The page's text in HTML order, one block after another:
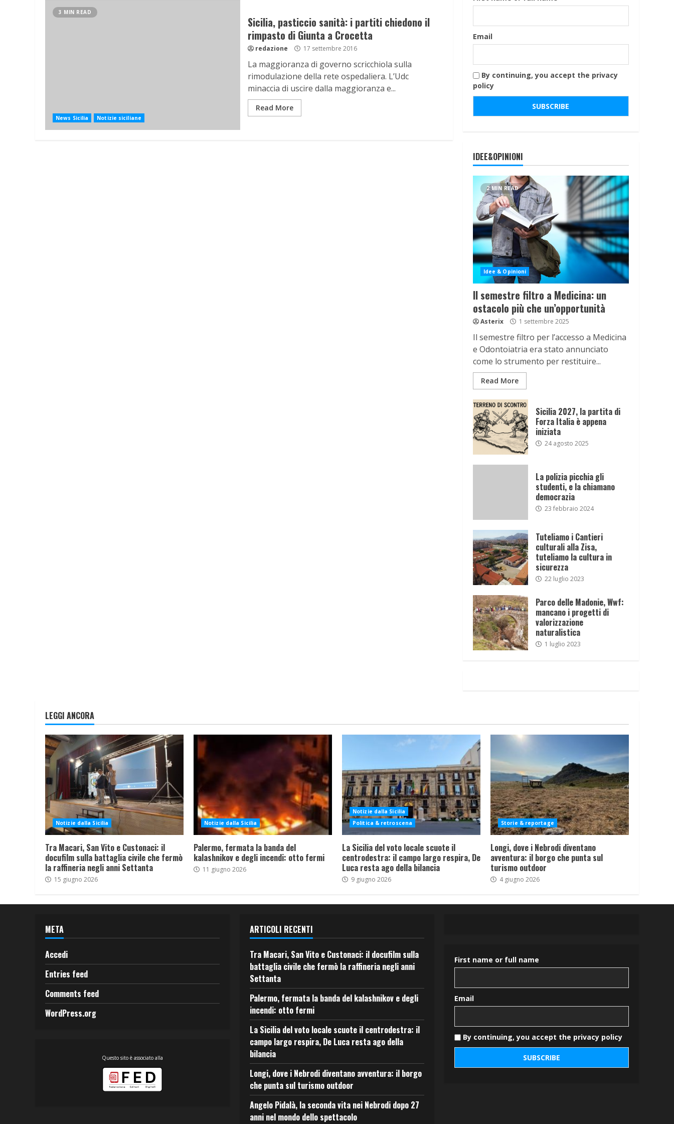
3 MIN READ
News Sicilia Notizie siciliane
Sicilia, pasticcio sanità: i partiti chiedono il
rimpasto di Giunta a Crocetta
redazione 17 settembre 2016
La maggioranza di governo scricchiola sulla
rimodulazione della rete ospedaliera. L’Udc
minaccia di uscire dalla maggioranza e...
Read More
Email
By continuing, you accept the privacy
policy
IDEE&OPINIONI
2 MIN READ
Idee & Opinioni
Il semestre filtro a Medicina: un
ostacolo più che un’opportunità
Asterix 1 settembre 2025
Il semestre filtro per l’accesso a Medicina
e Odontoiatria era stato annunciato
come lo strumento per restituire...
Read More
Sicilia 2027, la partita di
Forza Italia è appena
iniziata
24 agosto 2025
La polizia picchia gli
studenti, e la chiamano
democrazia
23 febbraio 2024
Tuteliamo i Cantieri
culturali alla Zisa,
tuteliamo la cultura in
sicurezza
22 luglio 2023
Parco delle Madonie, Wwf:
mancano i progetti di
valorizzazione
naturalistica
1 luglio 2023
LEGGI ANCORA
Notizie dalla Sicilia
Tra Macari, San Vito e Custonaci: il
docufilm sulla battaglia civile che fermò
la raffineria negli anni Settanta
15 giugno 2026
Notizie dalla Sicilia
Palermo, fermata la banda del
kalashnikov e degli incendi: otto fermi
11 giugno 2026
Notizie dalla Sicilia
Politica & retroscena
La Sicilia del voto locale scuote il
centrodestra: il campo largo respira, De
Luca resta ago della bilancia
9 giugno 2026
Storie & reportage
Longi, dove i Nebrodi diventano
avventura: il borgo che punta sul
turismo outdoor
4 giugno 2026
META
Accedi
Entries feed
Comments feed
WordPress.org
Questo sito è associato alla
ARTICOLI RECENTI
Tra Macari, San Vito e Custonaci: il docufilm sulla
battaglia civile che fermò la raffineria negli anni
Settanta
Palermo, fermata la banda del kalashnikov e degli
incendi: otto fermi
La Sicilia del voto locale scuote il centrodestra: il
campo largo respira, De Luca resta ago della
bilancia
Longi, dove i Nebrodi diventano avventura: il borgo
che punta sul turismo outdoor
Angelo Pidalà, la seconda vita nei Nebrodi dopo 27
anni nel mondo dello spettacolo
First name or full name
Email
By continuing, you accept the privacy policy